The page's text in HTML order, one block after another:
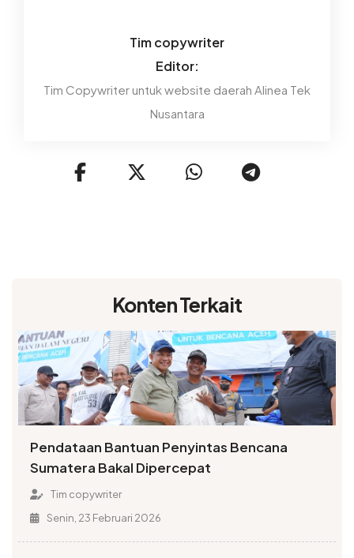
Tim copywriter
Editor:
Tim Copywriter untuk website daerah Alinea Tek
Nusantara
Konten Terkait
Pendataan Bantuan Penyintas Bencana
Sumatera Bakal Dipercepat
Tim copywriter
Senin, 23 Februari 2026